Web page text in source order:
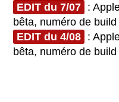
EDIT du 7/07 :
bêta, numéro de
EDIT du 4/08 :
bêta, numéro de